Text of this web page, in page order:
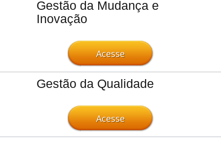
Gestão da Mudança e
Inovação
Acesse
Gestão da Qualidade
Acesse